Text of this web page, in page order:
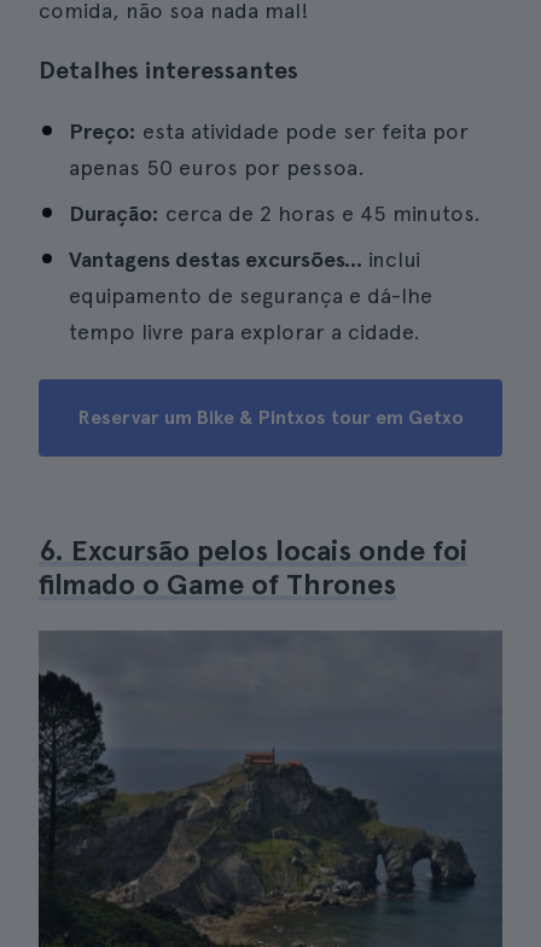
comida, não soa nada mal!
Detalhes interessantes
Preço: esta atividade pode ser feita por
apenas 50 euros por pessoa.
Duração: cerca de 2 horas e 45 minutos.
Vantagens destas excursões... inclui
equipamento de segurança e dá-lhe
tempo livre para explorar a cidade.
Reservar um Bike & Pintxos tour em Getxo
6. Excursão pelos locais onde foi
filmado o Game of Thrones